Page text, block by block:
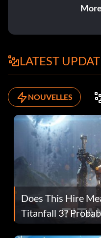
LATEST
NOUVELLES
Does This Hire
Titanfall 3?
Fans Are Hopeful